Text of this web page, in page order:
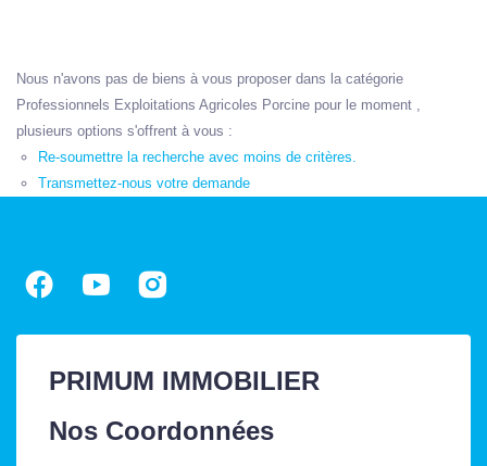
Nous n'avons pas de biens à vous proposer dans la catégorie
Professionnels Exploitations Agricoles Porcine pour le moment ,
plusieurs options s'offrent à vous :
Re-soumettre la recherche avec moins de critères.
Transmettez-nous votre demande
PRIMUM IMMOBILIER
Nos Coordonnées